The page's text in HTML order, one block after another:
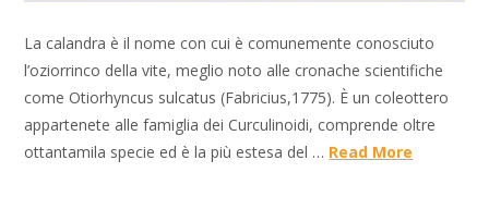
La calandra è il nome con cui è comunemente conosciuto
l’oziorrinco della vite, meglio noto alle cronache scientifiche
come Otiorhyncus sulcatus (Fabricius,1775). È un coleottero
appartenete alle famiglia dei Curculinoidi, comprende oltre
ottantamila specie ed è la più estesa del … Read More